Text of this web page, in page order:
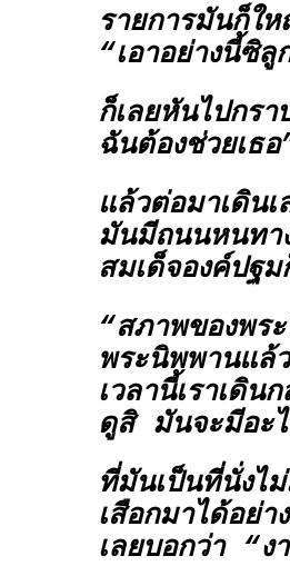
รายการมันก็ใ
“เอาอย่างนี้ซิ
ก็เลยหันไปกร
ฉันต้องช่วยเธอ
แล้วต่อมาเดิน
มันมีถนนหนทา
สมเด็จองค์ปฐ
“สภาพของพร
พระนิพพานแล้
เวลานี้เราเดิน
ดูสิ มันจะมีอะ
ที่มันเป็นที่นั่งไ
เสือกมาได้อย่
เลยบอกว่า “ง